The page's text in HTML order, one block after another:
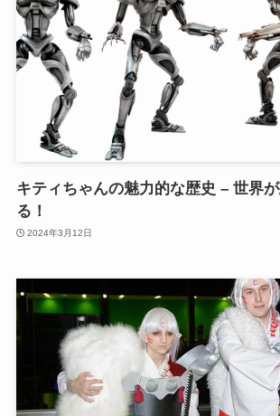
キティちゃんの魅力的な歴史 – 世界
る！
2024年3月12日